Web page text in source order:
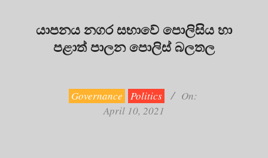
යාපනය නගර සභාවේ පොලිසිය හා
පළාත් පාලන පොලිස් බලතල
Governance Politics
On:
April 10, 2021